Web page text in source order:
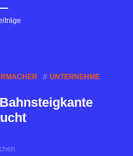
UNTERNEHME